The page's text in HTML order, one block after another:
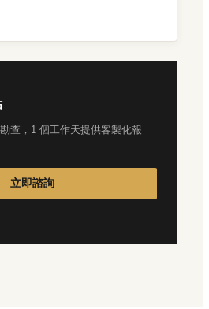
查，1 個工作天提供客製化報
立即諮詢